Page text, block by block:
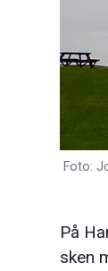
Foto:
På
sken